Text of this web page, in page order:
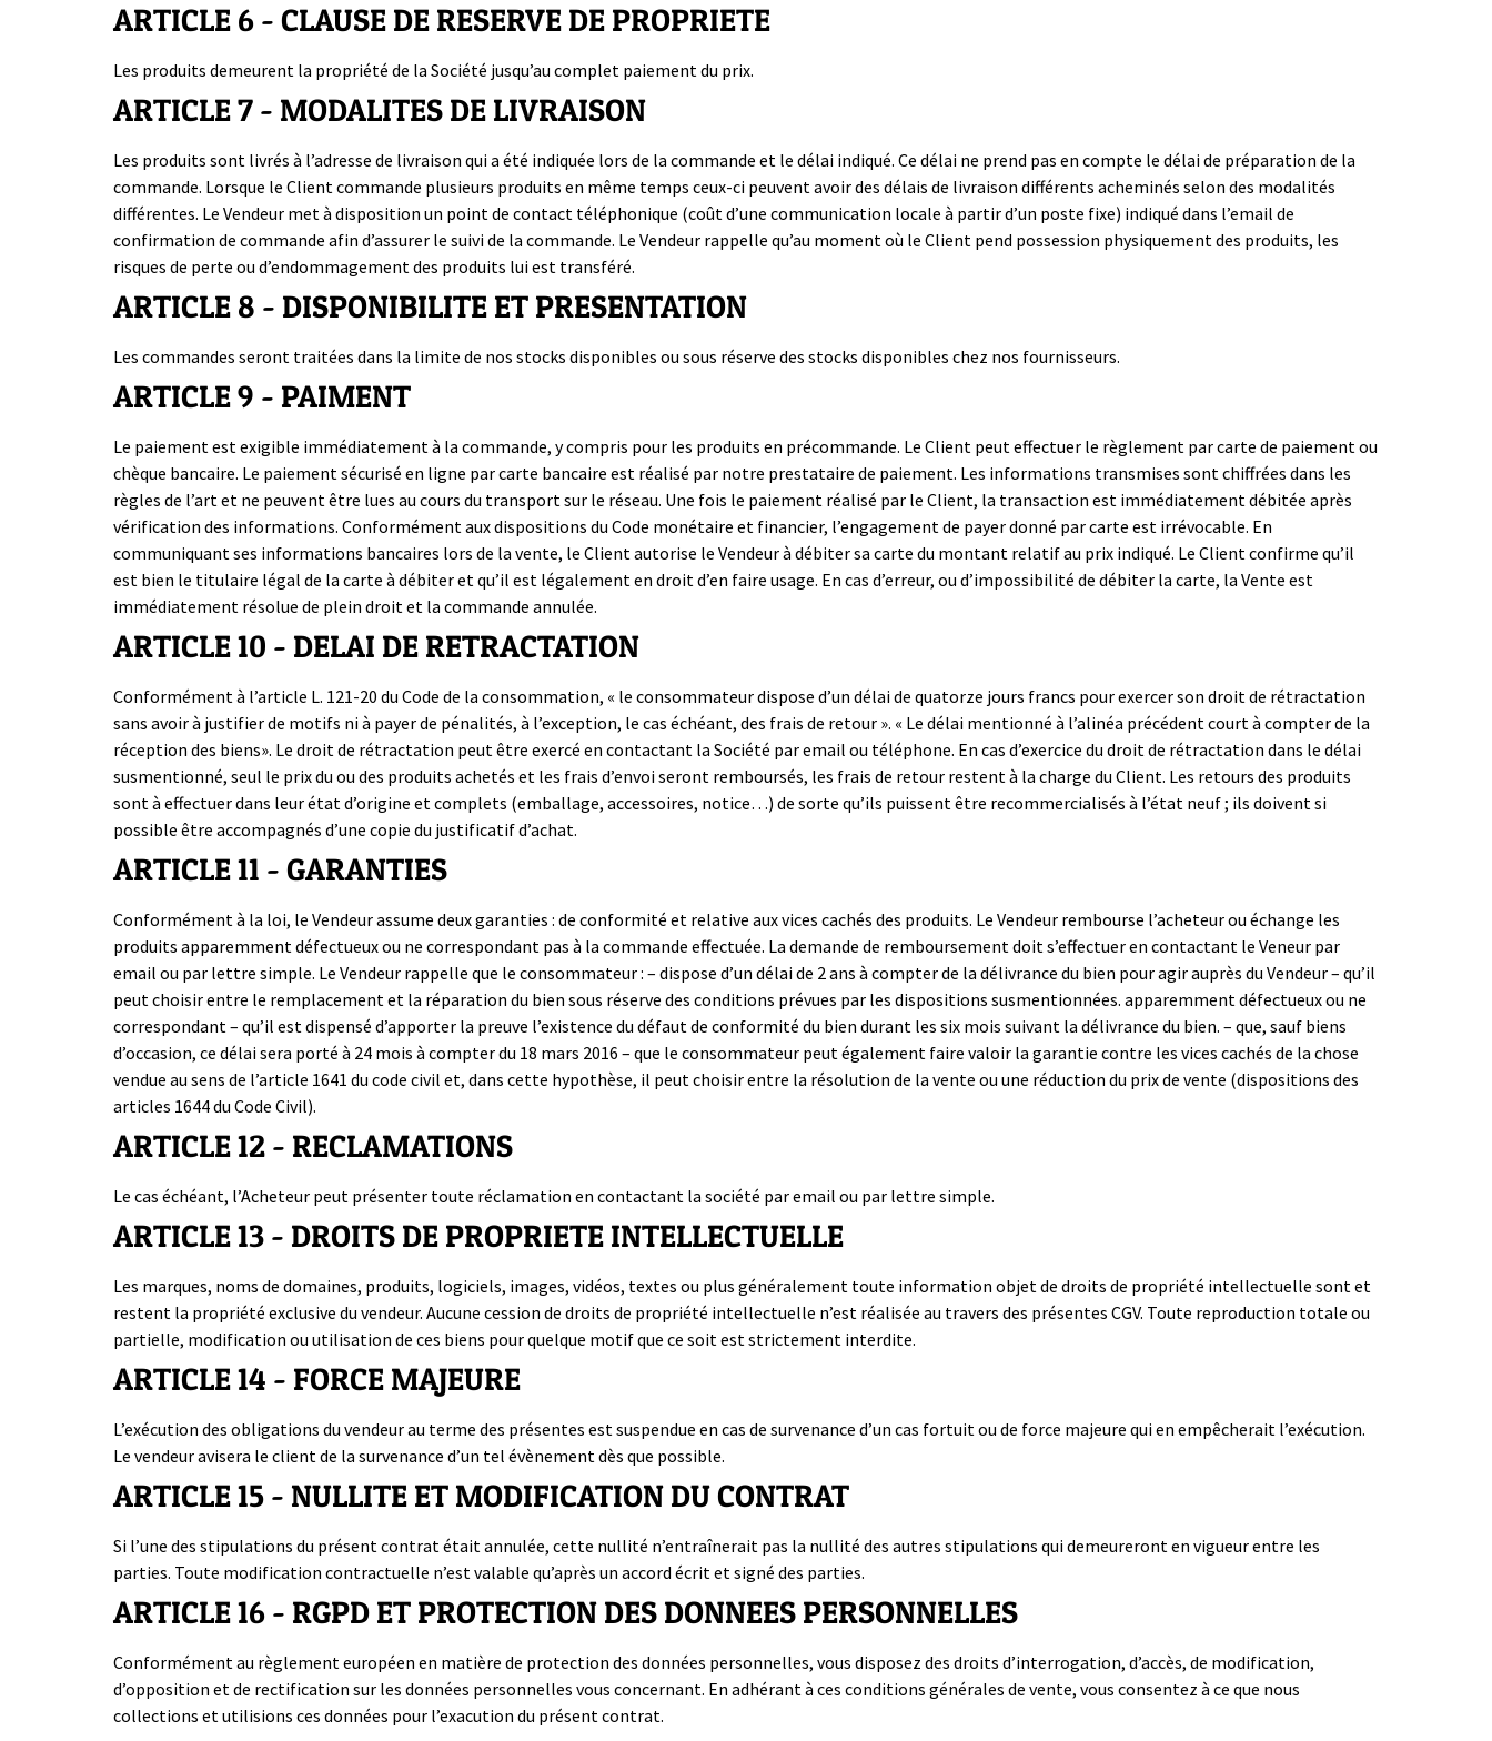
ARTICLE 6 - CLAUSE DE RESERVE DE PROPRIETE
Les produits demeurent la propriété de la Société jusqu’au complet paiement du prix.
ARTICLE 7 - MODALITES DE LIVRAISON
Les produits sont livrés à l’adresse de livraison qui a été indiquée lors de la commande et le délai indiqué. Ce délai ne prend pas en compte le délai de préparation de la
commande. Lorsque le Client commande plusieurs produits en même temps ceux-ci peuvent avoir des délais de livraison différents acheminés selon des modalités
différentes. Le Vendeur met à disposition un point de contact téléphonique (coût d’une communication locale à partir d’un poste fixe) indiqué dans l’email de
confirmation de commande afin d’assurer le suivi de la commande. Le Vendeur rappelle qu’au moment où le Client pend possession physiquement des produits, les
risques de perte ou d’endommagement des produits lui est transféré.
ARTICLE 8 - DISPONIBILITE ET PRESENTATION
Les commandes seront traitées dans la limite de nos stocks disponibles ou sous réserve des stocks disponibles chez nos fournisseurs.
ARTICLE 9 - PAIMENT
Le paiement est exigible immédiatement à la commande, y compris pour les produits en précommande. Le Client peut effectuer le règlement par carte de paiement ou
chèque bancaire. Le paiement sécurisé en ligne par carte bancaire est réalisé par notre prestataire de paiement. Les informations transmises sont chiffrées dans les
règles de l’art et ne peuvent être lues au cours du transport sur le réseau. Une fois le paiement réalisé par le Client, la transaction est immédiatement débitée après
vérification des informations. Conformément aux dispositions du Code monétaire et financier, l’engagement de payer donné par carte est irrévocable. En
communiquant ses informations bancaires lors de la vente, le Client autorise le Vendeur à débiter sa carte du montant relatif au prix indiqué. Le Client confirme qu’il
est bien le titulaire légal de la carte à débiter et qu’il est légalement en droit d’en faire usage. En cas d’erreur, ou d’impossibilité de débiter la carte, la Vente est
immédiatement résolue de plein droit et la commande annulée.
ARTICLE 10 - DELAI DE RETRACTATION
Conformément à l’article L. 121-20 du Code de la consommation, « le consommateur dispose d’un délai de quatorze jours francs pour exercer son droit de rétractation
sans avoir à justifier de motifs ni à payer de pénalités, à l’exception, le cas échéant, des frais de retour ». « Le délai mentionné à l’alinéa précédent court à compter de la
réception des biens». Le droit de rétractation peut être exercé en contactant la Société par email ou téléphone. En cas d’exercice du droit de rétractation dans le délai
susmentionné, seul le prix du ou des produits achetés et les frais d’envoi seront remboursés, les frais de retour restent à la charge du Client. Les retours des produits
sont à effectuer dans leur état d’origine et complets (emballage, accessoires, notice…) de sorte qu’ils puissent être recommercialisés à l’état neuf ; ils doivent si
possible être accompagnés d’une copie du justificatif d’achat.
ARTICLE 11 - GARANTIES
Conformément à la loi, le Vendeur assume deux garanties : de conformité et relative aux vices cachés des produits. Le Vendeur rembourse l’acheteur ou échange les
produits apparemment défectueux ou ne correspondant pas à la commande effectuée. La demande de remboursement doit s’effectuer en contactant le Veneur par
email ou par lettre simple. Le Vendeur rappelle que le consommateur : – dispose d’un délai de 2 ans à compter de la délivrance du bien pour agir auprès du Vendeur – qu’il
peut choisir entre le remplacement et la réparation du bien sous réserve des conditions prévues par les dispositions susmentionnées. apparemment défectueux ou ne
correspondant – qu’il est dispensé d’apporter la preuve l’existence du défaut de conformité du bien durant les six mois suivant la délivrance du bien. – que, sauf biens
d’occasion, ce délai sera porté à 24 mois à compter du 18 mars 2016 – que le consommateur peut également faire valoir la garantie contre les vices cachés de la chose
vendue au sens de l’article 1641 du code civil et, dans cette hypothèse, il peut choisir entre la résolution de la vente ou une réduction du prix de vente (dispositions des
articles 1644 du Code Civil).
ARTICLE 12 - RECLAMATIONS
Le cas échéant, l’Acheteur peut présenter toute réclamation en contactant la société par email ou par lettre simple.
ARTICLE 13 - DROITS DE PROPRIETE INTELLECTUELLE
Les marques, noms de domaines, produits, logiciels, images, vidéos, textes ou plus généralement toute information objet de droits de propriété intellectuelle sont et
restent la propriété exclusive du vendeur. Aucune cession de droits de propriété intellectuelle n’est réalisée au travers des présentes CGV. Toute reproduction totale ou
partielle, modification ou utilisation de ces biens pour quelque motif que ce soit est strictement interdite.
ARTICLE 14 - FORCE MAJEURE
L’exécution des obligations du vendeur au terme des présentes est suspendue en cas de survenance d’un cas fortuit ou de force majeure qui en empêcherait l’exécution.
Le vendeur avisera le client de la survenance d’un tel évènement dès que possible.
ARTICLE 15 - NULLITE ET MODIFICATION DU CONTRAT
Si l’une des stipulations du présent contrat était annulée, cette nullité n’entraînerait pas la nullité des autres stipulations qui demeureront en vigueur entre les
parties. Toute modification contractuelle n’est valable qu’après un accord écrit et signé des parties.
ARTICLE 16 - RGPD ET PROTECTION DES DONNEES PERSONNELLES
Conformément au règlement européen en matière de protection des données personnelles, vous disposez des droits d’interrogation, d’accès, de modification,
d’opposition et de rectification sur les données personnelles vous concernant. En adhérant à ces conditions générales de vente, vous consentez à ce que nous
collections et utilisions ces données pour l’exacution du présent contrat.